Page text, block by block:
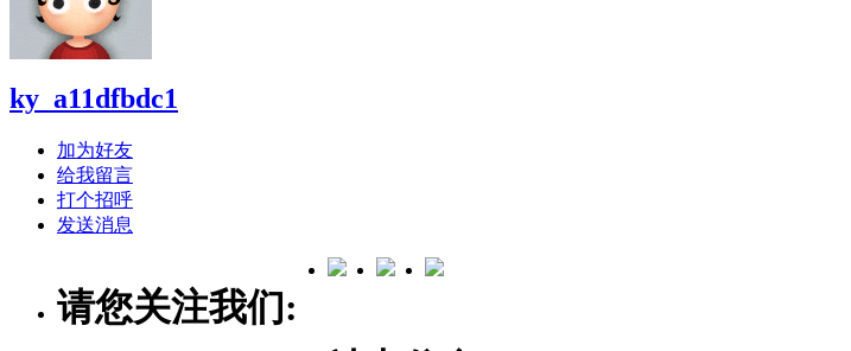
ky_a11dfbdc1
加为好友
给我留言
打个招呼
发送消息
请您关注我们: